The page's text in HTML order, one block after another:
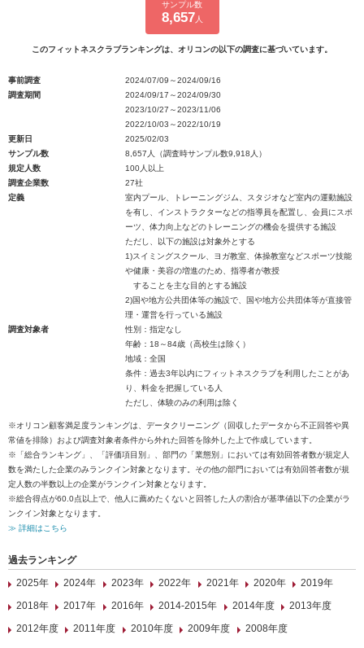
サンプル数
8,657 人
このフィットネスクラブランキングは、オリコンの以下の調査に基づいています。
事前調査
2024/07/09～2024/09/16
調査期間
2024/09/17～2024/09/30
2023/10/27～2023/11/06
2022/10/03～2022/10/19
更新日
2025/02/03
サンプル数
8,657人（調査時サンプル数9,918人）
規定人数
100人以上
調査企業数
27社
定義
室内プール、トレーニングジム、スタジオなど室内の運動施設
を有し、インストラクターなどの指導員を配置し、会員にスポ
ーツ、体力向上などのトレーニングの機会を提供する施設
ただし、以下の施設は対象外とする
1)スイミングスクール、ヨガ教室、体操教室などスポーツ技能
や健康・美容の増進のため、指導者が教授
することを主な目的とする施設
2)国や地方公共団体等の施設で、国や地方公共団体等が直接管
理・運営を行っている施設
調査対象者
性別：指定なし
年齢：18～84歳（高校生は除く）
地域：全国
条件：過去3年以内にフィットネスクラブを利用したことがあ
り、料金を把握している人
ただし、体験のみの利用は除く
※オリコン顧客満足度ランキングは、データクリーニング（回収したデータから不正回答や異
常値を排除）および調査対象者条件から外れた回答を除外した上で作成しています。
※「総合ランキング」、「評価項目別」、部門の「業態別」においては有効回答者数が規定人
数を満たした企業のみランクイン対象となります。その他の部門においては有効回答者数が規
定人数の半数以上の企業がランクイン対象となります。
※総合得点が60.0点以上で、他人に薦めたくないと回答した人の割合が基準値以下の企業がラ
ンクイン対象となります。
≫ 詳細はこちら
過去ランキング
2025年
2024年 2023年 2022年 2021年 2020年
2019年
2018年
2017年 2016年 2014-2015年 2014年度
2013年度
2012年度
2011年度 2010年度 2009年度 2008年度